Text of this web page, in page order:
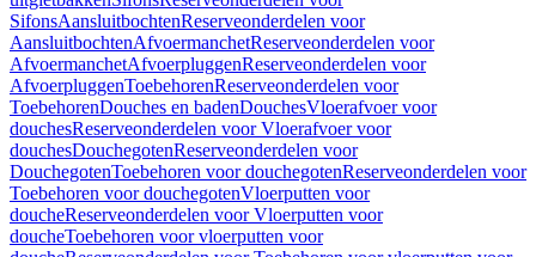
SifonsAansluitbochtenReserveonderdelen voor
AansluitbochtenAfvoermanchetReserveonderdelen voor
AfvoermanchetAfvoerpluggenReserveonderdelen voor
AfvoerpluggenToebehorenReserveonderdelen voor
ToebehorenDouches en badenDouchesVloerafvoer voor
douchesReserveonderdelen voor Vloerafvoer voor
douchesDouchegotenReserveonderdelen voor
DouchegotenToebehoren voor douchegotenReserveonderdelen voor
Toebehoren voor douchegotenVloerputten voor
doucheReserveonderdelen voor Vloerputten voor
doucheToebehoren voor vloerputten voor